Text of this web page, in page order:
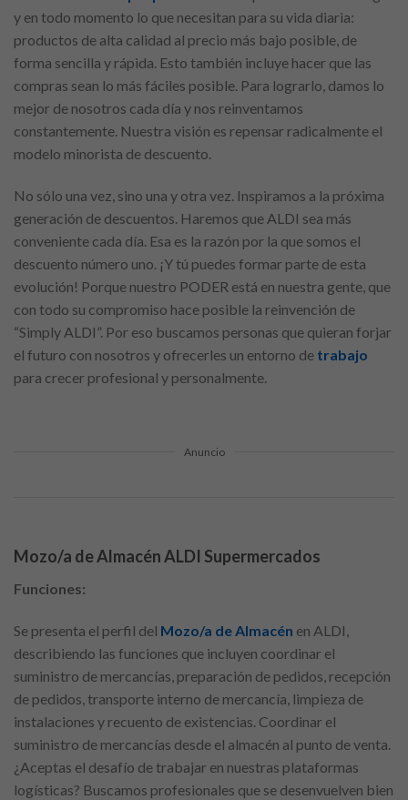
y en todo momento lo que necesitan para su vida diaria:
productos de alta calidad al precio más bajo posible, de
forma sencilla y rápida. Esto también incluye hacer que las
compras sean lo más fáciles posible. Para lograrlo, damos lo
mejor de nosotros cada día y nos reinventamos
constantemente. Nuestra visión es repensar radicalmente el
modelo minorista de descuento.
No sólo una vez, sino una y otra vez. Inspiramos a la próxima
generación de descuentos. Haremos que ALDI sea más
conveniente cada día. Esa es la razón por la que somos el
descuento número uno. ¡Y tú puedes formar parte de esta
evolución! Porque nuestro PODER está en nuestra gente, que
con todo su compromiso hace posible la reinvención de
“Simply ALDI”. Por eso buscamos personas que quieran forjar
el futuro con nosotros y ofrecerles un entorno de trabajo
para crecer profesional y personalmente.
Anuncio
Mozo/a de Almacén ALDI Supermercados
Funciones:
Se presenta el perfil del Mozo/a de Almacén en ALDI,
describiendo las funciones que incluyen coordinar el
suministro de mercancías, preparación de pedidos, recepción
de pedidos, transporte interno de mercancía, limpieza de
instalaciones y recuento de existencias. Coordinar el
suministro de mercancías desde el almacén al punto de venta.
¿Aceptas el desafío de trabajar en nuestras plataformas
logísticas? Buscamos profesionales que se desenvuelven bien